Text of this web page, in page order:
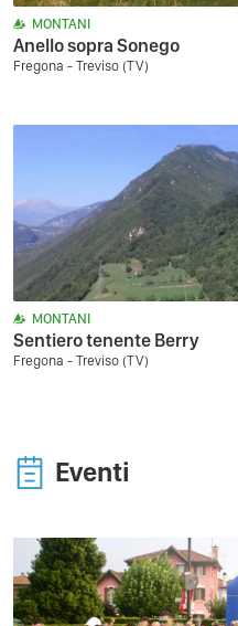
MONTANI
Anello sopra Sonego
Fregona - Treviso (TV)
MONTANI
Sentiero tenente Berry
Fregona - Treviso (TV)
Eventi